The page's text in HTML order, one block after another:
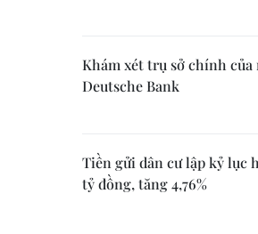
Khám xét trụ sở chính của
Deutsche Bank
Tiền gửi dân cư lập kỷ lục
tỷ đồng, tăng 4,76%